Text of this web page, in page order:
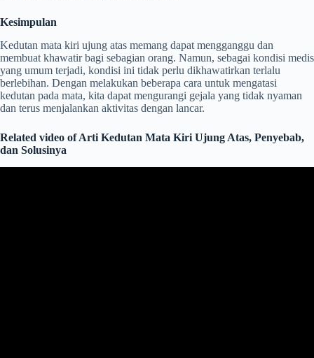
Kesimpulan
Kedutan mata kiri ujung atas memang dapat mengganggu dan
membuat khawatir bagi sebagian orang. Namun, sebagai kondisi medis
yang umum terjadi, kondisi ini tidak perlu dikhawatirkan terlalu
berlebihan. Dengan melakukan beberapa cara untuk mengatasi
kedutan pada mata, kita dapat mengurangi gejala yang tidak nyaman
dan terus menjalankan aktivitas dengan lancar.
Related video of Arti Kedutan Mata Kiri Ujung Atas, Penyebab,
dan Solusinya